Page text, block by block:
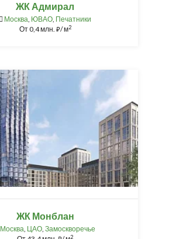
ЖК Адмирал
Москва, ЮВАО, Печатники
От0,4 млн. ⃏/ м2
ЖК Монблан
Москва, ЦАО, Замоскворечье
2